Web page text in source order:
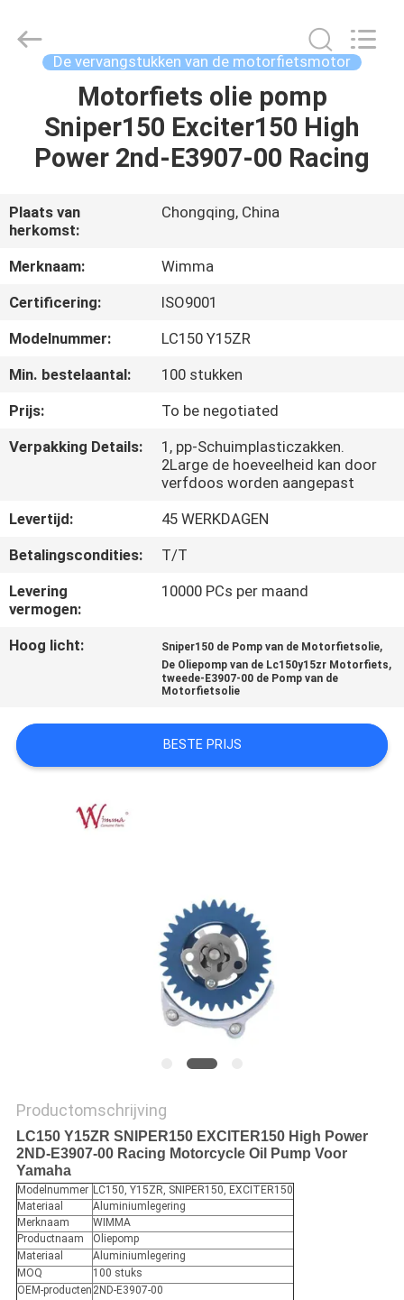
PRODUCTEN
VIDEO'S
OVER
ONS
KWALITEITSCONTROLE
VRAAG
EEN
OFFERTE
SITEMAP
Spare
Parts
De vervangstukken van de motorfietsmotor
Motorfiets olie pomp
Sniper150 Exciter150 High
Power 2nd-E3907-00 Racing
Plaats van
herkomst:
Chongqing, China
Merknaam:
Wimma
Certificering:
ISO9001
Modelnummer:
LC150 Y15ZR
Min. bestelaantal:
100 stukken
Prijs:
To be negotiated
Verpakking Details:
1, pp-Schuimplasticzakken.
2Large de hoeveelheid kan door
verfdoos worden aangepast
Levertijd:
45 WERKDAGEN
Betalingscondities:
T/T
Levering
vermogen:
10000 PCs per maand
Hoog licht: Sniper150 de Pomp van de Motorfietsolie,
De Oliepomp van de Lc150y15zr Motorfiets,
tweede-E3907-00 de Pomp van de
Motorfietsolie
BESTE PRIJS
Productomschrijving
LC150 Y15ZR SNIPER150 EXCITER150 High Power
2ND-E3907-00 Racing Motorcycle Oil Pump Voor
Yamaha
Modelnummer LC150, Y15ZR, SNIPER150, EXCITER150
Materiaal
Aluminiumlegering
Merknaam
WIMMA
Productnaam
Oliepomp
Materiaal
Aluminiumlegering
MOQ
100 stuks
OEM-producten 2ND-E3907-00